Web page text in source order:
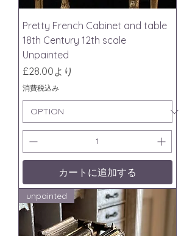
Pretty French Cabinet and table
18th Century 12th scale
Unpainted
£28.00より
セール価格
消費税込み
カートに追加する
unpainted